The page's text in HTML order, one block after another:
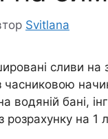
Svitlana
сливи на
часниковою
водяній бані,
розрахунку на 1